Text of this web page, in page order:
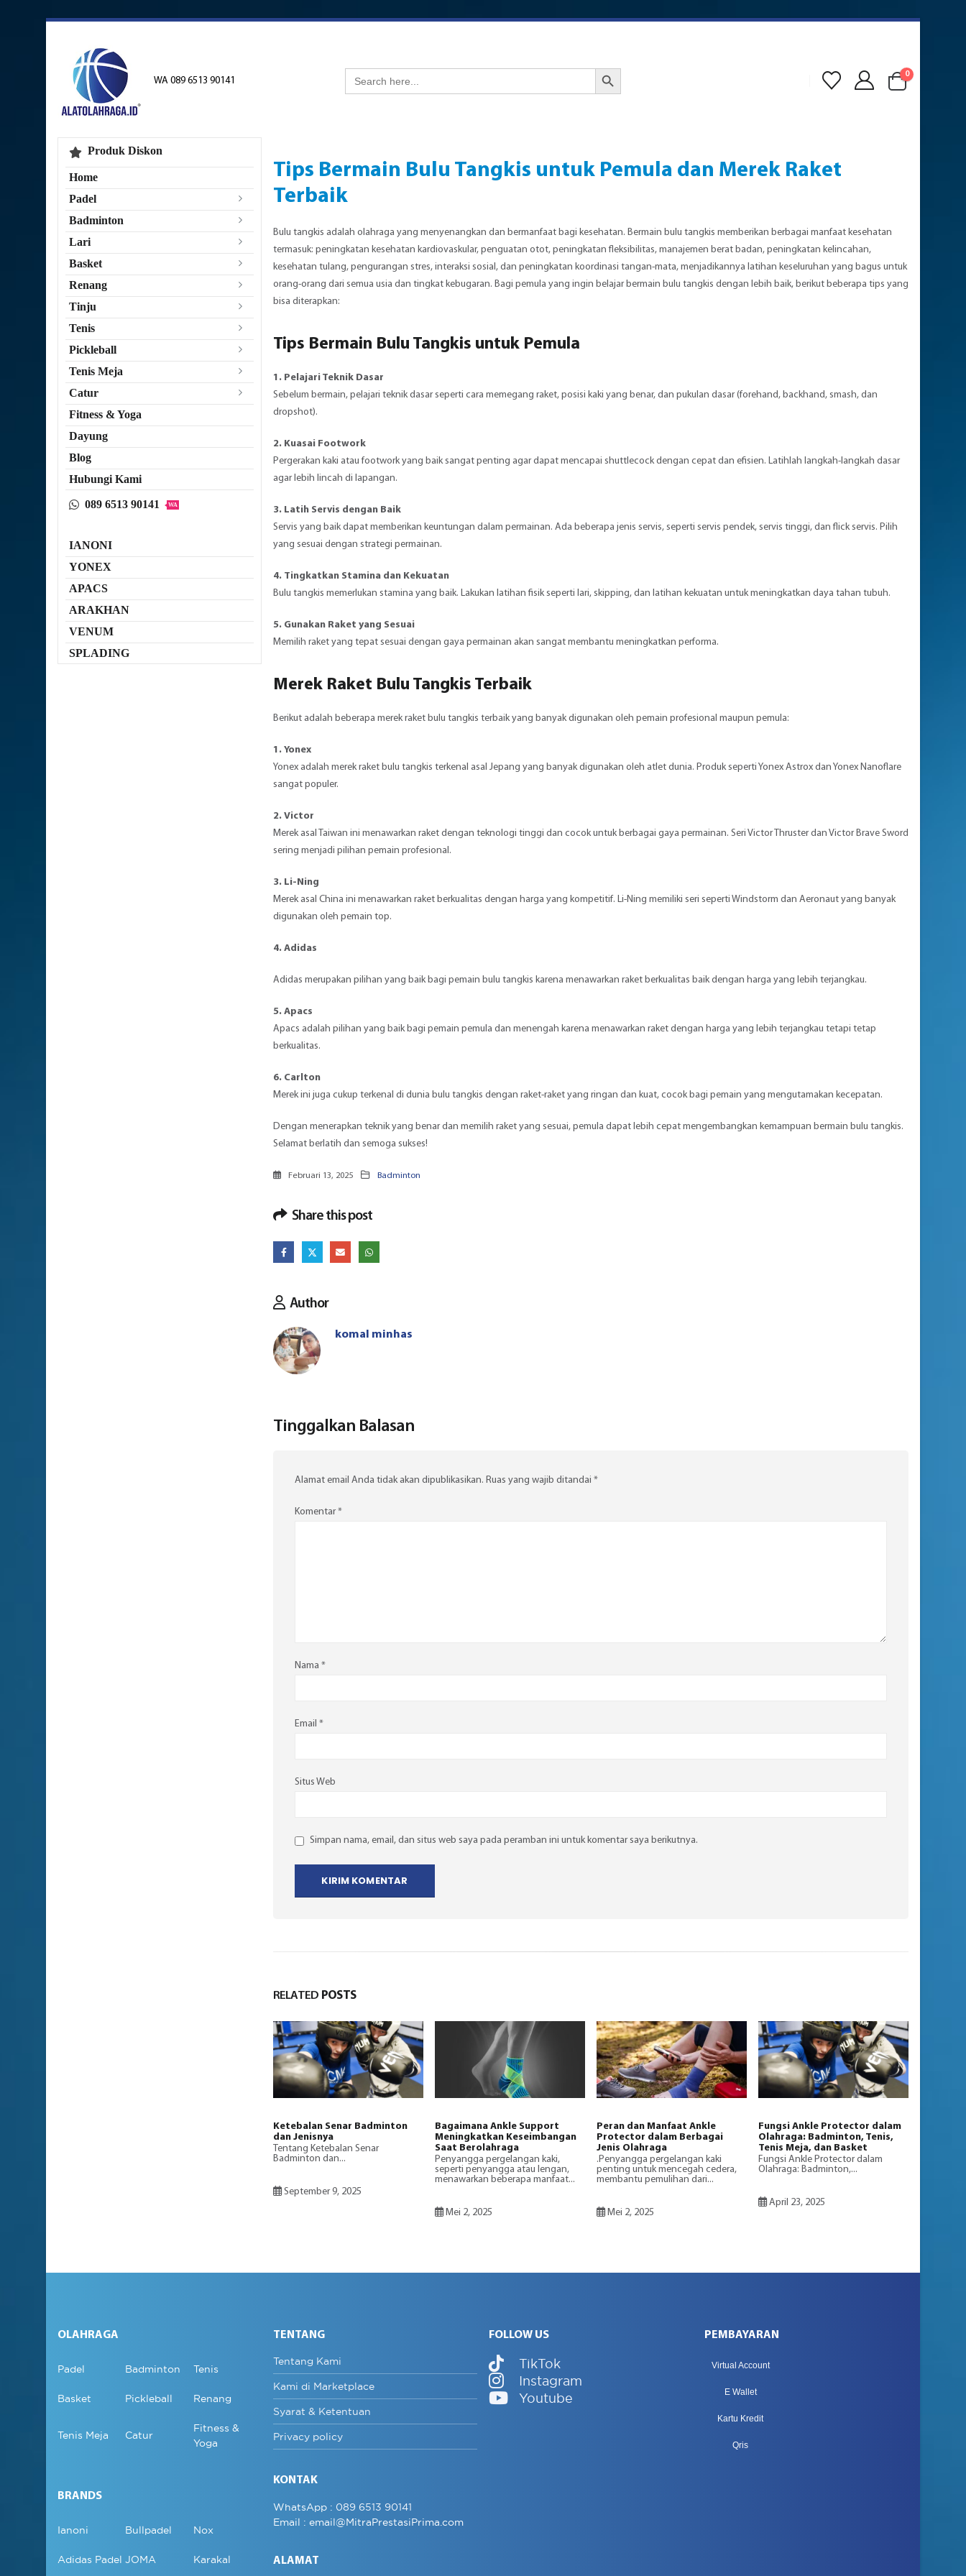
WA 089 6513 90141
Search
for:
Search Button
0
Tips Bermain Bulu Tangkis untuk Pemula dan Merek Raket
Terbaik
Bulu tangkis adalah olahraga yang menyenangkan dan bermanfaat bagi kesehatan. Bermain bulu tangkis memberikan berbagai manfaat kesehatan
termasuk: peningkatan kesehatan kardiovaskular, penguatan otot, peningkatan fleksibilitas, manajemen berat badan, peningkatan kelincahan,
kesehatan tulang, pengurangan stres, interaksi sosial, dan peningkatan koordinasi tangan-mata, menjadikannya latihan keseluruhan yang bagus untuk
orang-orang dari semua usia dan tingkat kebugaran. Bagi pemula yang ingin belajar bermain bulu tangkis dengan lebih baik, berikut beberapa tips yang
bisa diterapkan:
Tips Bermain Bulu Tangkis untuk Pemula
1. Pelajari Teknik Dasar
Sebelum bermain, pelajari teknik dasar seperti cara memegang raket, posisi kaki yang benar, dan pukulan dasar (forehand, backhand, smash, dan
dropshot).
2. Kuasai Footwork
Pergerakan kaki atau footwork yang baik sangat penting agar dapat mencapai shuttlecock dengan cepat dan efisien. Latihlah langkah-langkah dasar
agar lebih lincah di lapangan.
3. Latih Servis dengan Baik
Servis yang baik dapat memberikan keuntungan dalam permainan. Ada beberapa jenis servis, seperti servis pendek, servis tinggi, dan flick servis. Pilih
yang sesuai dengan strategi permainan.
4. Tingkatkan Stamina dan Kekuatan
Bulu tangkis memerlukan stamina yang baik. Lakukan latihan fisik seperti lari, skipping, dan latihan kekuatan untuk meningkatkan daya tahan tubuh.
5. Gunakan Raket yang Sesuai
Memilih raket yang tepat sesuai dengan gaya permainan akan sangat membantu meningkatkan performa.
Merek Raket Bulu Tangkis Terbaik
Berikut adalah beberapa merek raket bulu tangkis terbaik yang banyak digunakan oleh pemain profesional maupun pemula:
1. Yonex
Yonex adalah merek raket bulu tangkis terkenal asal Jepang yang banyak digunakan oleh atlet dunia. Produk seperti Yonex Astrox dan Yonex Nanoflare
sangat populer.
2. Victor
Merek asal Taiwan ini menawarkan raket dengan teknologi tinggi dan cocok untuk berbagai gaya permainan. Seri Victor Thruster dan Victor Brave Sword
sering menjadi pilihan pemain profesional.
3. Li-Ning
Merek asal China ini menawarkan raket berkualitas dengan harga yang kompetitif. Li-Ning memiliki seri seperti Windstorm dan Aeronaut yang banyak
digunakan oleh pemain top.
4. Adidas
Adidas merupakan pilihan yang baik bagi pemain bulu tangkis karena menawarkan raket berkualitas baik dengan harga yang lebih terjangkau.
5. Apacs
Apacs adalah pilihan yang baik bagi pemain pemula dan menengah karena menawarkan raket dengan harga yang lebih terjangkau tetapi tetap
berkualitas.
6. Carlton
Merek ini juga cukup terkenal di dunia bulu tangkis dengan raket-raket yang ringan dan kuat, cocok bagi pemain yang mengutamakan kecepatan.
Dengan menerapkan teknik yang benar dan memilih raket yang sesuai, pemula dapat lebih cepat mengembangkan kemampuan bermain bulu tangkis.
Selamat berlatih dan semoga sukses!
Februari 13, 2025 Badminton
Share this post
Author
komal minhas
Tinggalkan Balasan
Alamat email Anda tidak akan dipublikasikan. Ruas yang wajib ditandai *
Komentar*
Nama *
Email *
Situs Web
Simpan nama, email, dan situs web saya pada peramban ini untuk komentar saya berikutnya.
RELATED POSTS
Ketebalan Senar Badminton
dan Jenisnya
Tentang Ketebalan Senar
Badminton dan...
September 9, 2025
Bagaimana Ankle Support
Meningkatkan Keseimbangan
Saat Berolahraga
Penyangga pergelangan kaki,
seperti penyangga atau lengan,
menawarkan beberapa manfaat...
Mei 2, 2025
Peran dan Manfaat Ankle
Protector dalam Berbagai
Jenis Olahraga
.Penyangga pergelangan kaki
penting untuk mencegah cedera,
membantu pemulihan dari...
Mei 2, 2025
Fungsi Ankle Protector dalam
Olahraga: Badminton, Tenis,
Tenis Meja, dan Basket
Fungsi Ankle Protector dalam
Olahraga: Badminton,...
April 23, 2025
Produk Diskon
Home
Padel
Badminton
Lari
Basket
Renang
Tinju
Tenis
Pickleball
Tenis Meja
Catur
Fitness & Yoga
Dayung
Blog
Hubungi Kami
089 6513 90141 WA
IANONI
YONEX
APACS
ARAKHAN
VENUM
SPLADING
OLAHRAGA
Padel Badminton Tenis
Basket Pickleball Renang
Tenis Meja Catur
Fitness &
Yoga
BRANDS
Ianoni Bullpadel Nox
Adidas Padel JOMA Karakal
TENTANG
Tentang Kami
Kami di Marketplace
Syarat & Ketentuan
Privacy policy
KONTAK
WhatsApp : 089 6513 90141
Email : email@MitraPrestasiPrima.com
ALAMAT
FOLLOW US
TikTok
Instagram
Youtube
PEMBAYARAN
Virtual Account
E Wallet
Kartu Kredit
Qris